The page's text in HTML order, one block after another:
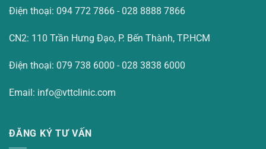
Điện thoại: 094 772 7866 - 028 8888 7866
CN2: 110 Trần Hưng Đạo, P. Bến Thành, TP.HCM
Điện thoại: 079 738 6000 - 028 3838 6000
Email: info@vttclinic.com
ĐĂNG KÝ TƯ VẤN